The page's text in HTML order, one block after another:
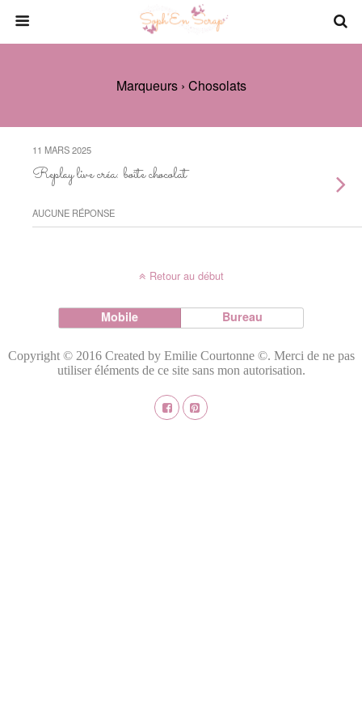
Marqueurs › Chosolats
11 MARS 2025
Replay live créa: boîte chocolat
AUCUNE RÉPONSE
Retour au début
Mobile Bureau
Copyright © 2016 Created by Emilie Courtonne ©. Merci de ne pas
utiliser éléments de ce site sans mon autorisation.